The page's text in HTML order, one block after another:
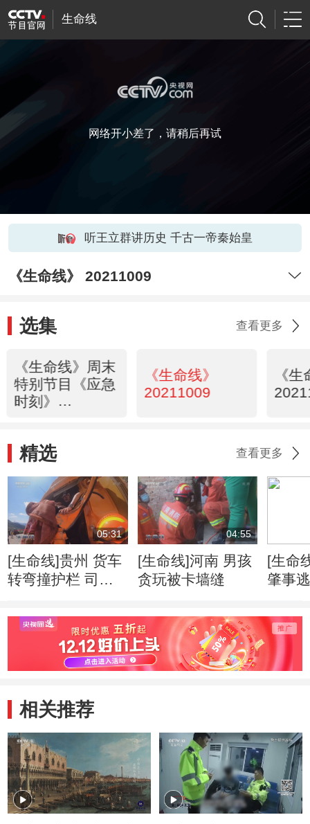
生命线
网络开小差了，请稍后再试
听王立群讲历史 千古一帝秦始皇
《生命线》 20211009
选集 查看更多
《生命线》周末
特别节目《应急
时刻》
《生命线》
20211009
《
精选 查看更多
05:31
[生命线]贵州 货车
转弯撞护栏 司机
04:55
[生命线]河南 男孩
贪玩被卡墙缝
[生命
肇事
相关推荐